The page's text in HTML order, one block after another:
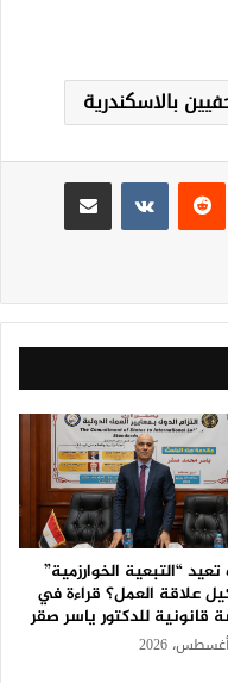
بالاسكندرية
بينتيريست
“التبعية الخوارزمية”
علاقة العمل؟ قراءة في
قانونية للدكتور ياسر صقر